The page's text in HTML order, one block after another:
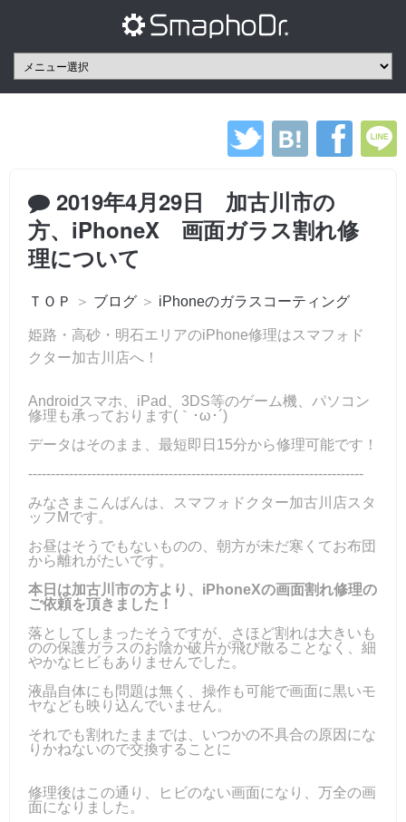
2019年4月29日 加古川市の
方、iPhoneX 画面ガラス割れ修
理について
ＴＯＰ ＞ ブログ ＞ iPhoneのガラスコーティング
姫路・高砂・明石エリアのiPhone修理はスマフォド
クター加古川店へ！
Androidスマホ、iPad、3DS等のゲーム機、パソコン
修理も承っております(｀･ω･´)ゞ
データはそのまま、最短即日15分から修理可能です！
--------------------------------------------------------------------------
みなさまこんばんは、スマフォドクター加古川店スタ
ッフMです。
お昼はそうでもないものの、朝方が未だ寒くてお布団
から離れがたいです。
本日は加古川市の方より、iPhoneXの画面割れ修理の
ご依頼を頂きました！
落としてしまったそうですが、さほど割れは大きいも
のの保護ガラスのお陰か破片が飛び散ることなく、細
やかなヒビもありませんでした。
液晶自体にも問題は無く、操作も可能で画面に黒いモ
ヤなども映り込んでいません。
それでも割れたままでは、いつかの不具合の原因にな
りかねないので交換することに
修理後はこの通り、ヒビのない画面になり、万全の画
面になりました。